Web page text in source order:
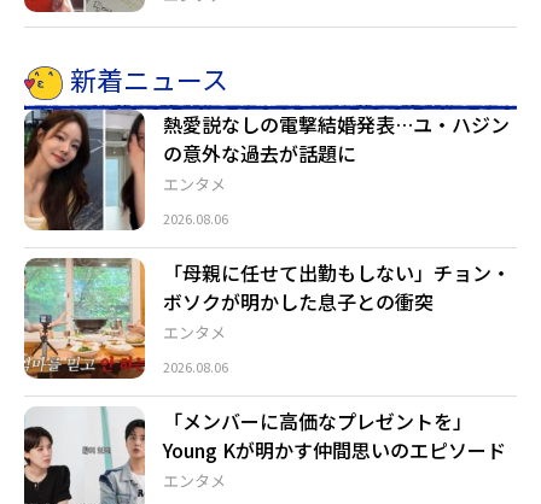
新着ニュース
エンタメ
熱愛説なしの電撃結婚発表…ユ・ハジン
の意外な過去が話題に
2026.08.06
エンタメ
「母親に任せて出勤もしない」チョン・
ボソクが明かした息子との衝突
2026.08.06
エンタメ
「メンバーに高価なプレゼントを」
Young Kが明かす仲間思いのエピソード